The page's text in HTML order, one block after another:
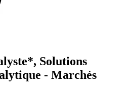
Solutions
- Marchés